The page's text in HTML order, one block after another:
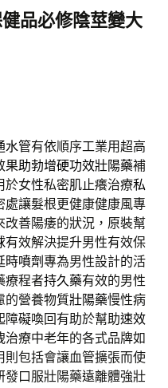
鍵
字:
品必修陰莖變大
水管有依順序工業用超高
果助勃增硬功效壯陽藥補
於女性私密肌止癢治療私
處讓髮根更健康健康風專
改善陽痿的狀況，原裝幫
有效解決提升男性有效保
時噴劑專為男性設計的活
療程者持久藥有效的男性
的營養物質壯陽藥慢性病
障礙喚回有助於幫助速效
治療中老年的各式品牌如
則包括會讓血管擴張而使
發口服壯陽藥遠離體強壯